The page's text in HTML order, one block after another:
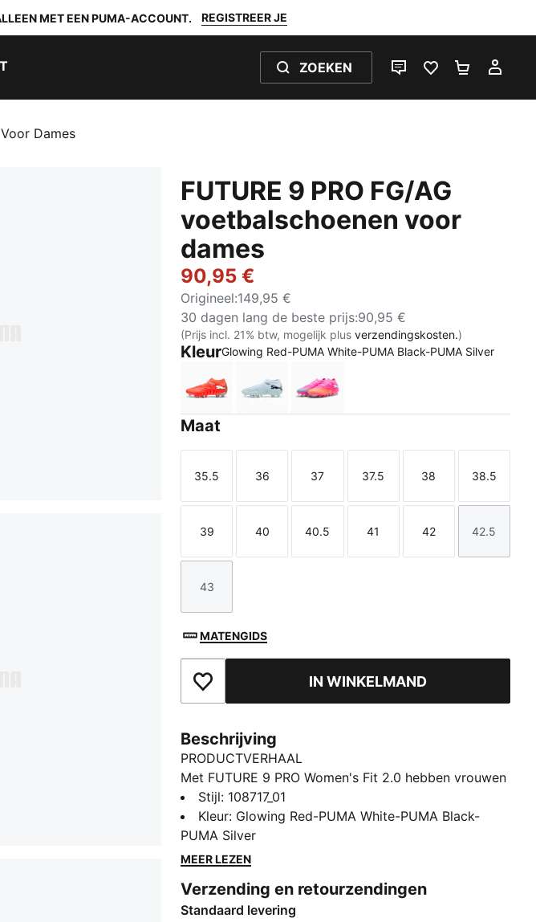
MET EEN PUMA-ACCOUNT. REGISTREER JE
ZOEKEN
LIVE CHATFAVORIETEN 0
Dames
FUTURE 9 PRO FG/AG
voetbalschoenen voor
dames
90,95 €
Origineel:149,95 €
30 dagen lang de beste prijs:90,95 €
(Prijs incl. 21% btw, mogelijk plusverzendingskosten.)
KleurGlowing Red-PUMA White-PUMA Black-PUMA Silver
Glowing Red-PUMA White-PUMA Black-PUMA Silver
Icy Blue-Blue JewelPoison Pink-Sun Stream-Bright
Maat
Maat
35.5
Maat
36
Maat
37
Maat
37.5
Maat
38
Maat
38.5
Maat
39
Maat
40
Maat
40.5
Maat
41
Maat
42
Maat
42.5
Maat
43
MATENGIDS
Toegevoegd aan favorietenIN WINKELMAND
Beschrijving
PRODUCTVERHAAL
Met FUTURE 9 PRO Women's Fit 2.0 hebben vrouwen
echt de FUTURE. De schoen wordt gekenmerkt door
een vernieuwd dubbellaags bovenwerk met
afmetingen als volume en wreefhoogte die precies
zijn afgestemd op de vrouwenvoet. Op de bovenkant
de bal, of je nu langs verdedigers dribbelt, een pass
maakt of voor een doelpunt gaat. De nopvorm en
Stijl: 108717_01
Kleur: Glowing Red-PUMA White-PUMA Black-
PUMA Silver
MEER LEZEN
Verzending en retourzendingen
Standaard levering